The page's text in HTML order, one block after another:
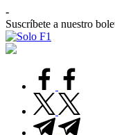
Saltar
al
contenido
-
Suscríbete a nuestro
Para
facebook.com
twitter.com
t.me